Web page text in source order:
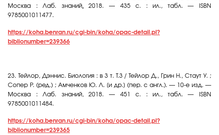
Москва : Лаб. знаний,
2018. — 435 с. : ил., табл. — ISBN
9785001011477.
https://koha.benran.ru/cgi-bin/koha/opac-detail.pl?
biblionumber=239366
23. Тейлор, Дэннис. Биология : в 3 т. Т.3 / Тейлор Д., Грин Н., Стаут У. ;
Сопер Р. (ред.) ; Амченков Ю. Л. [и др.] (пер. с англ.). — 10-е изд. —
Москва : Лаб. знаний,2018. — 451 с. : ил., табл. — ISBN
9785001011484.
https://koha.benran.ru/cgi-bin/koha/opac-detail.pl?
biblionumber=239365